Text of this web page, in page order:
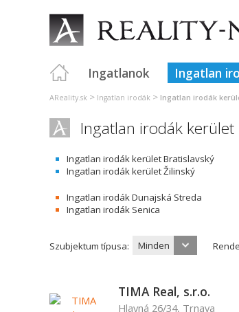
Ingatlanok Ingatlan
AReality.sk > Ingatlan irodák > Ingatlan irodák
Ingatlan irodák kerület
Ingatlan irodák kerület Bratislavský
Ingatlan irodák kerület Žilinský
Ingatlan irodák Dunajská Streda
Ingatlan irodák Senica
Szubjektum típusa: Minden
TIMA Real, s.r.o.
Hlavná 26/34, Trnava